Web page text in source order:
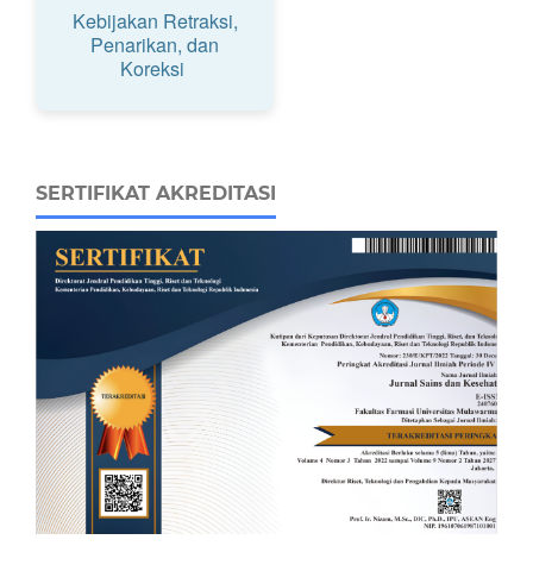
Kebijakan Retraksi,
Penarikan, dan
Koreksi
SERTIFIKAT AKREDITASI